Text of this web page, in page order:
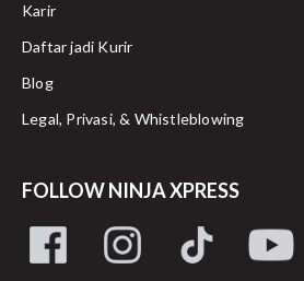
Karir
Daftar jadi Kurir
Blog
Legal, Privasi, & Whistleblowing
FOLLOW NINJA XPRESS